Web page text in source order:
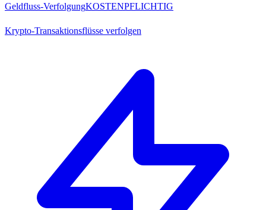
Geldfluss-VerfolgungKOSTENPFLICHTIG
Krypto-Transaktionsflüsse verfolgen